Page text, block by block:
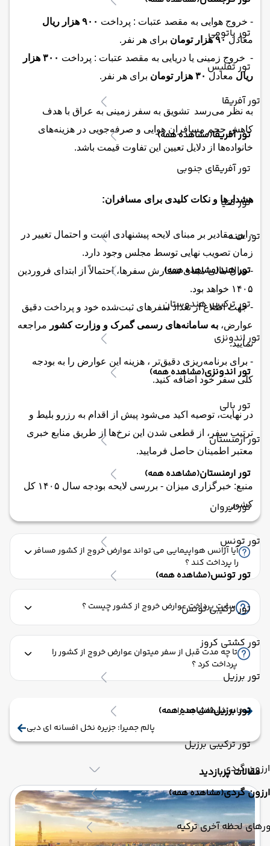
تور باتومی
تور تفلیس
تور آفریقا
تور آفریقا(مشاهده همه)
تور آفریقای جنوبی
تور کنیا
تور هند
تور هند(مشاهده همه)
تور ترکیبی هندوستان
تور اندونزی
تور اندونزی(مشاهده همه)
تور بالی
تور ارمنستان
تور ارمنستان(مشاهده همه)
تور ایروان
تور تونس
تور تونس(مشاهده همه)
تور ترکیبی تونس
تور کشتی کروز
تور برزیل
تور برزیل(مشاهده همه)
تور ترکیبی برزیل
ارزون گردی
ارزون گردی(مشاهده همه)
لحظه آخری ترکیه
- خروج هوایی به مقصد عتبات : پرداخت ۹۰۰ هزار ریال
معادل ۹۰ هزار تومان
برای هر نفر.
- خروج زمینی یا دریایی به مقصد عتبات : پرداخت
۳۰۰ هزار
ریال معادل ۳۰ هزار تومان برای هر نفر.
به نظر می‌رسد تشویق به سفر زمینی به عراق با هدف
کاهش حجم مسافران هوایی و صرفه‌جویی در هزینه‌های
خانواده‌ها از دلایل تعیین این تفاوت قیمت باشد.
هشدارها و نکات کلیدی برای مسافران:
- این مقادیر بر مبنای لایحه پیشنهادی است و احتمال تغییر در
زمان تصویب نهایی توسط مجلس وجود دارد.
- سال مالی مبنای شمارش سفرها، احتمالاً از ابتدای فروردین
۱۴۰۵ خواهد بود.
- جهت اطلاع از تعداد سفرهای ثبت‌شده خود و پرداخت دقیق
عوارض، به سامانه‌های رسمی گمرک و وزارت کشور مراجعه
نمایید.
- برای برنامه‌ریزی دقیق‌تر ، هزینه این عوارض را به بودجه
کلی سفر خود اضافه کنید.
در نهایت، توصیه اکید می‌شود پیش از اقدام به رزرو بلیط و
ترتیب سفر، از قطعی شدن این نرخ‌ها از طریق منابع خبری
معتبر اطمینان حاصل فرمایید.
منبع: خبرگزاری میزان - بررسی لایحه بودجه سال ۱۴۰۵ کل
کشور.
آیا آژانس هواپیمایی می تواند عوارض خروج از کشور مسافر
را پرداخت کند ؟
سایت پرداخت عوارض خروج از کشور چیست ؟
تا چه مدت قبل از سفر میتوان عوارض خروج از کشور را
پرداخت کرد ؟
خانه شیطانی جمیرا
پالم جمیرا: جزیره نخل افسانه ای دبی
مقالات پربازدید